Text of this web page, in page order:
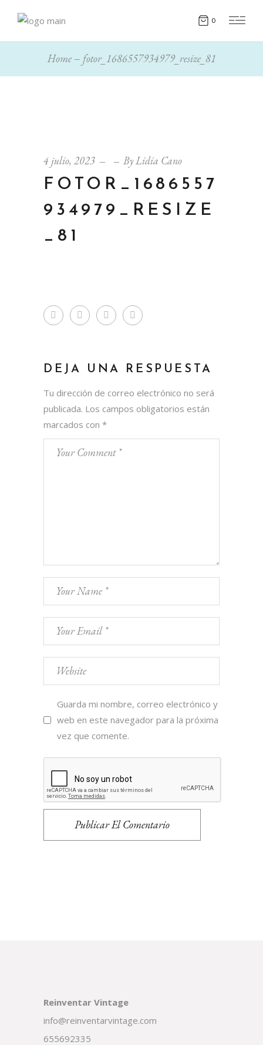
0
Home fotor_1686557934979_resize_81
4 julio, 2023 ByLidia Cano
FOTOR_1686557
934979_RESIZE
_81
DEJA UNA RESPUESTA
Tu dirección de correo electrónico no será
publicada. Los campos obligatorios están
marcados con *
Guarda mi nombre, correo electrónico y
web en este navegador para la próxima
vez que comente.
Publicar El Comentario
Reinventar Vintage
info@reinventarvintage.com
655692335